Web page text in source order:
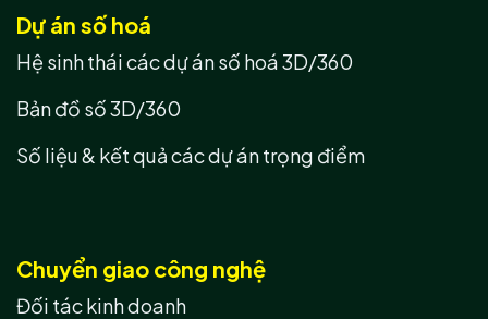
Dự án số hoá
Hệ sinh thái các dự án số hoá 3D/360
Bản đồ số 3D/360
Số liệu & kết quả các dự án trọng điểm
Chuyển giao công nghệ
Đối tác kinh doanh